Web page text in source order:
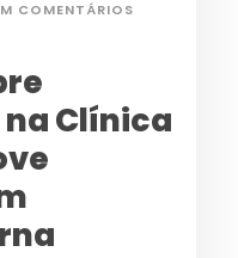
COMENTÁRIOS
Clínica